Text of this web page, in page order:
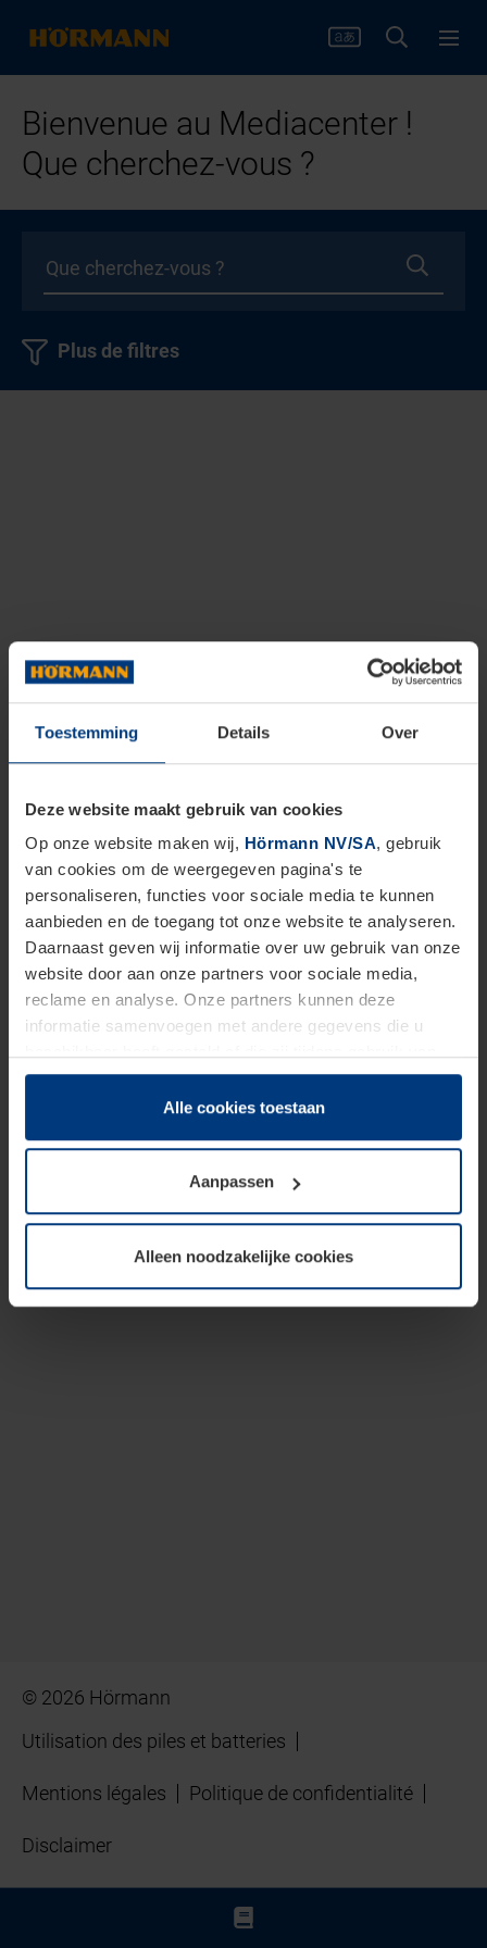
Toestemming Details Over
Deze website maakt gebruik van cookies
Op onze website maken wij, Hörmann NV/SA, gebruik
van cookies om de weergegeven pagina's te
personaliseren, functies voor sociale media te kunnen
aanbieden en de toegang tot onze website te analyseren.
Daarnaast geven wij informatie over uw gebruik van onze
website door aan onze partners voor sociale media,
reclame en analyse. Onze partners kunnen deze
informatie samenvoegen met andere gegevens die u
hun diensten hebben verzameld.
Juridisch hebben wij het recht om cookies op uw
van deze pagina's absoluut vereist is. Voor alle andere
soorten cookies is uw toestemming benodigd. Uw
toestemming kunt u op elk moment bij de uitleg van de
wijzigen of herroepen.
Alle cookies toestaan
Aanpassen
Alleen noodzakelijke cookies
Bienvenue au Mediacenter !
Que cherchez-vous ?
Plus de filtres
© 2026 Hörmann
Utilisation des piles et batteries
Mentions légales Politique de confidentialité
Disclaimer